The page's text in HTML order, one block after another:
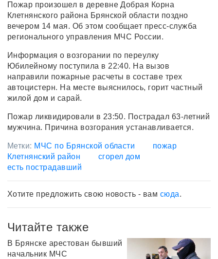
Пожар произошел в деревне Добрая Корна
Клетнянского района Брянской области поздно
вечером 14 мая. Об этом сообщает пресс-служба
регионального управления МЧС России.
Информация о возгорании по переулку
Юбилейному поступила в 22:40. На вызов
направили пожарные расчеты в составе трех
автоцистерн. На месте выяснилось, горит частный
жилой дом и сарай.
Пожар ликвидировали в 23:50. Пострадал 63-летний
мужчина. Причина возгорания устанавливается.
Метки: МЧС по Брянской области
пожар
Клетнянский район
сгорел дом
есть пострадавший
Хотите предложить свою новость - вам сюда.
Читайте также
В Брянске арестован бывший
начальник МЧС